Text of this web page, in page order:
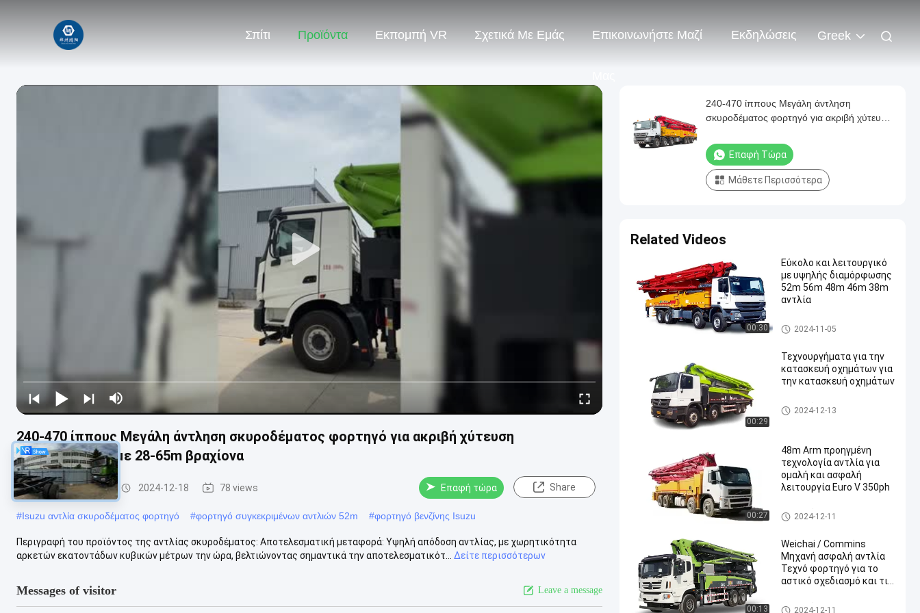
Σπίτι Προϊόντα Εκπομπή VR Σχετικά Με Εμάς Επικοινωνήστε Μαζί Εκδηλώσεις Greek
240-470 ίππους Μεγάλη άντληση σκυροδέματος φορτηγό για ακριβή χύτευση
σκυροδέματος με 28-65m βραχίονα
φορτηγό αντλίας 2024-12-18 78 views Επαφή τώρα Share
#Isuzu αντλία σκυροδέματος φορτηγό #φορτηγό συγκεκριμένων αντλιών 52m #φορτηγό βενζίνης Isuzu
Περιγραφή του προϊόντος της αντλίας σκυροδέματος: Αποτελεσματική μεταφορά: Υψηλή απόδοση αντλίας, με χωρητικότητα
αρκετών εκατοντάδων κυβικών μέτρων την ώρα, βελτιώνοντας σημαντικά την αποτελεσματικότ...
Δείτε περισσότερων
Messages of visitor Leave a message
240-470 ίππους Μεγάλη άντληση
σκυροδέματος φορτηγό για ακριβή χύτευση
Επαφή Τώρα
Μάθετε Περισσότερα
Related Videos
00:30
Εύκολο και λειτουργικό
με υψηλής διαμόρφωσης
52m 56m 48m 46m 38m
αντλία
φορτηγό αντλίας
2024-11-05
00:29
Τεχνουργήματα για την
κατασκευή οχημάτων για
την κατασκευή οχημάτων
φορτηγό αντλίας
2024-12-13
00:27
48m Arm προηγμένη
τεχνολογία αντλία για
ομαλή και ασφαλή
λειτουργία Euro V 350ph
φορτηγό αντλίας
2024-12-11
00:13
Weichai / Commins
Μηχανή ασφαλή αντλία
Τεχνό φορτηγό για το
αστικό σχεδιασμό και τις
φορτηγό αντλίας
2024-12-11